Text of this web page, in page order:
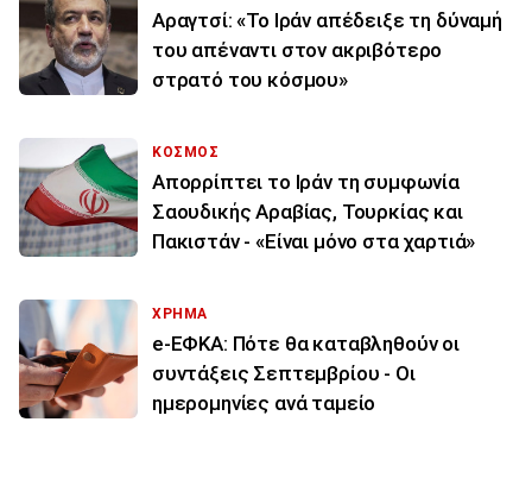
Αραγτσί: «Το Ιράν απέδειξε τη δύναμή
του απέναντι στον ακριβότερο
στρατό του κόσμου»
ΚΟΣΜΟΣ
Απορρίπτει το Ιράν τη συμφωνία
Σαουδικής Αραβίας, Τουρκίας και
Πακιστάν - «Είναι μόνο στα χαρτιά»
ΧΡΗΜΑ
e-ΕΦΚΑ: Πότε θα καταβληθούν οι
συντάξεις Σεπτεμβρίου - Οι
ημερομηνίες ανά ταμείο